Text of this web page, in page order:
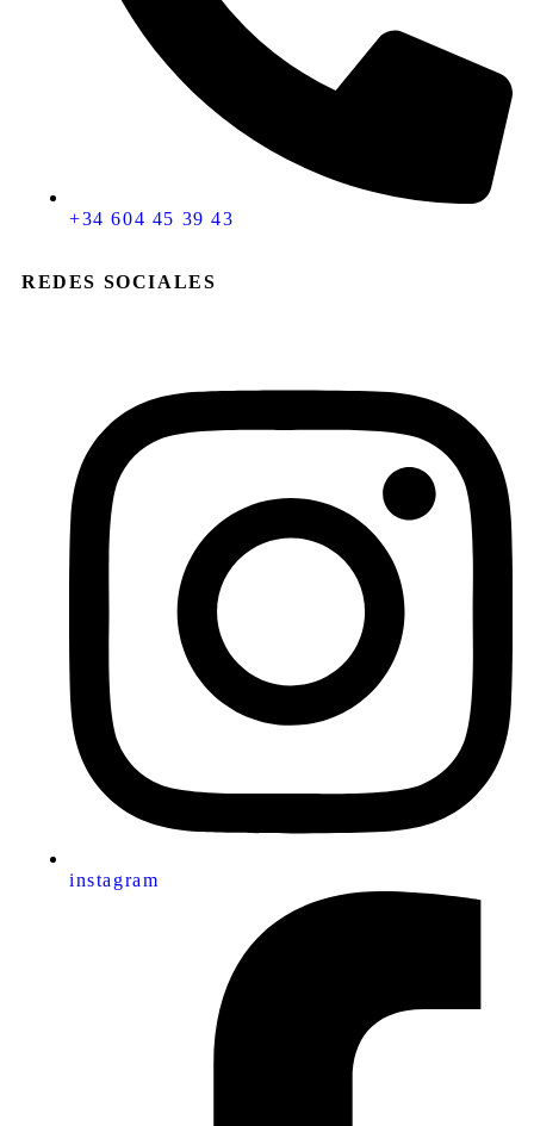
+34 604 45 39 43
REDES SOCIALES
instagram